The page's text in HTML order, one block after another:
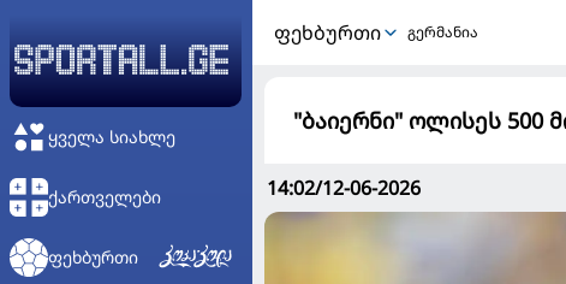
ᲧᲕᲔᲚᲐ ᲡᲘᲐᲮᲚᲔ
ᲥᲐᲠᲗᲕᲔᲚᲔᲑᲘ
ᲤᲔᲮᲑᲣᲠᲗᲘ
ᲤᲔᲮᲑᲣᲠᲗᲘ გერმანია
"ბაიერნი" ოლისეს 500
14:02/12-06-2026